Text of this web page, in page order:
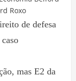
Roxo
de defesa
mas E2 da